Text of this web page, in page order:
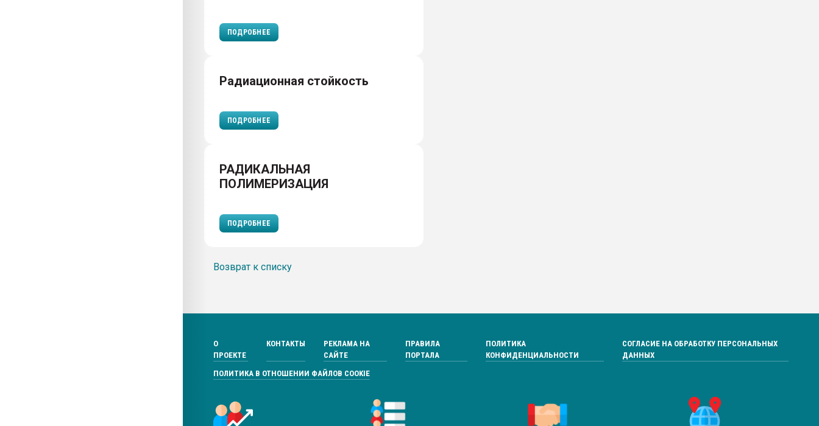
ПОДРОБНЕЕ
Радиационная стойкость
ПОДРОБНЕЕ
РАДИКАЛЬНАЯ
ПОЛИМЕРИЗАЦИЯ
ПОДРОБНЕЕ
Возврат к списку
О
ПРОЕКТЕ
КОНТАКТЫ
РЕКЛАМА НА
САЙТЕ
ПРАВИЛА
ПОРТАЛА
ПОЛИТИКА
КОНФИДЕНЦИАЛЬНОСТИ
СОГЛАСИЕ НА ОБРАБОТКУ ПЕРСОНАЛЬНЫХ
ДАННЫХ
ПОЛИТИКА В ОТНОШЕНИИ ФАЙЛОВ COOKIE